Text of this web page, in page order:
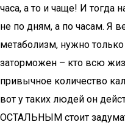
часа, а то и чаще! И тогда
не по дням, а по часам. Я
метаболизм, нужно
заторможен – кто всю
привычное количество
вот у таких людей он
ОСТАЛЬНЫМ стоит